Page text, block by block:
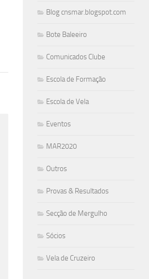
Blog cnsmar.blogspot.com
Bote Baleeiro
Comunicados Clube
Escola de Formação
Escola de Vela
Eventos
MAR2020
Outros
Provas & Resultados
Secção de Mergulho
Sócios
Vela de Cruzeiro